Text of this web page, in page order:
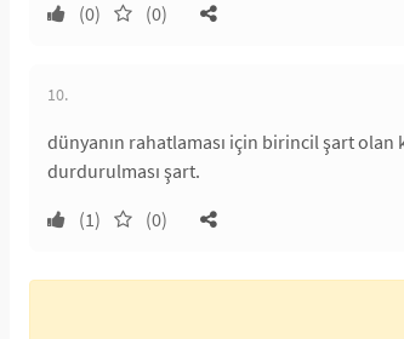
(0)
(0)
10.
dünyanın rahatlaması için birincil şart
durdurulması şart.
(1)
(0)